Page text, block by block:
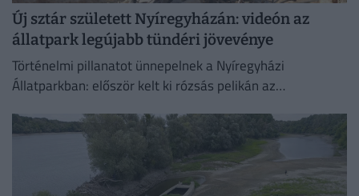
Új sztár született Nyíregyházán: videón az
állatpark legújabb tündéri jövevénye
Történelmi pillanatot ünnepelnek a Nyíregyházi
Állatparkban: először kelt ki rózsás pelikán az
szülő gondosan neveli, a kicsi pedig...